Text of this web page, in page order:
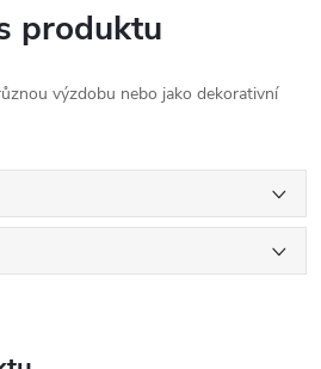
produktu
výzdobu nebo jako dekorativní